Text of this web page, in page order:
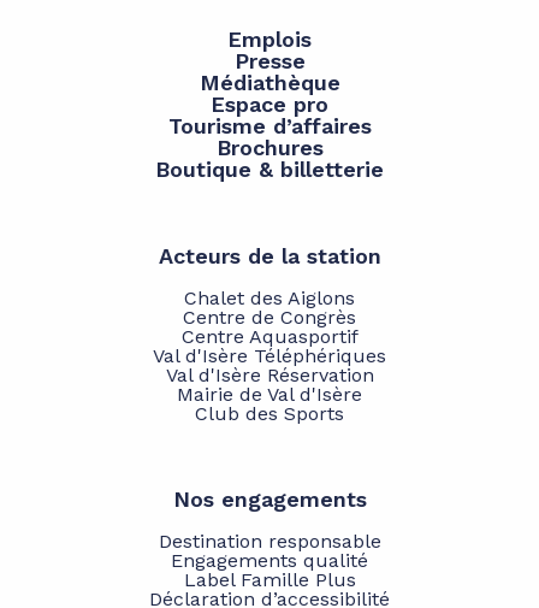
Emplois
Presse
Médiathèque
Espace pro
Tourisme d’affaires
Brochures
Boutique & billetterie
Acteurs de la station
Chalet des Aiglons
Centre de Congrès
Centre Aquasportif
Val d'Isère Téléphériques
Val d'Isère Réservation
Mairie de Val d'Isère
Club des Sports
Nos engagements
Destination responsable
Engagements qualité
Label Famille Plus
Déclaration d’accessibilité